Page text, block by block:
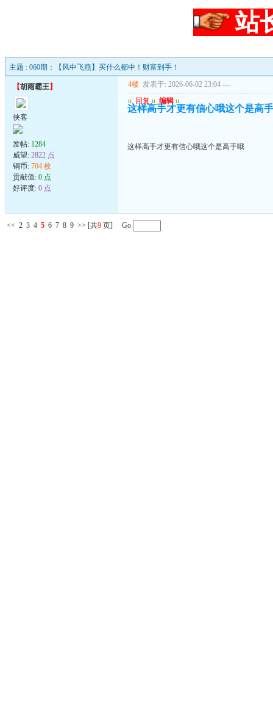
站
主题 : 060期：【风中飞燕】买什么都中！财富到手！
【胡雨霸王】
侠客
发帖: 1284
威望: 2822 点
铜币: 704 枚
贡献值: 0 点
好评度: 0 点
4楼 发表于: 2026-06-02 23:04 ---
u 回复 u 编辑 u
这样高手才更有信心哦这个是高
这样高手才更有信心哦这个是高手哦
<< 2 3 4 5 6 7 8 9 >> [共9 页] Go